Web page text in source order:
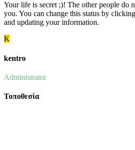
Your life is secret ;)! The other people do
you. You can change this status by
and updating your information.
K
kentro
Administrator
Τοποθεσία